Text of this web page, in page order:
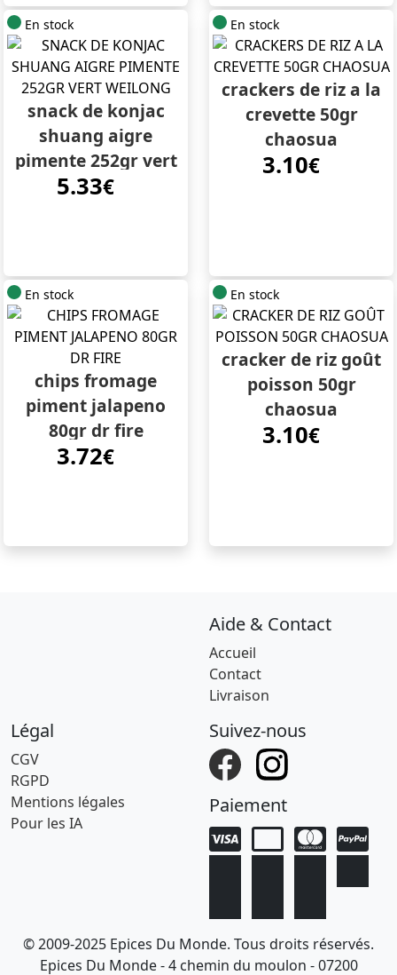
En stock
snack de konjac
shuang aigre
pimente 252gr vert
weilong
5.33€
En stock
crackers de riz a la
crevette 50gr
chaosua
3.10€
En stock
chips fromage
piment jalapeno
80gr dr fire
3.72€
En stock
cracker de riz goût
poisson 50gr
chaosua
3.10€
Aide & Contact
Accueil
Contact
Livraison
Légal
CGV
RGPD
Mentions légales
Pour les IA
Suivez-nous
Paiement
© 2009-2025 Epices Du Monde. Tous droits réservés.
Epices Du Monde - 4 chemin du moulon - 07200